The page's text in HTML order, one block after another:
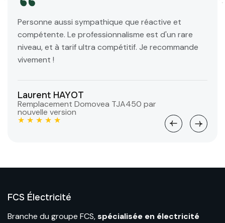
sympathique que réactive et
professionnalisme est d'un rare
ultra compétitif. Je recommande
Domovea TJA450 par
Très
recommande
FCS Électricité
Branche du groupe FCS,spécialisée en électricité